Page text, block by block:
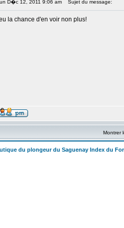
D�c 12, 2011 9:06 am Sujet du message:
la chance d'en voir non plus!
Montrer
du plongeur du Saguenay Index du